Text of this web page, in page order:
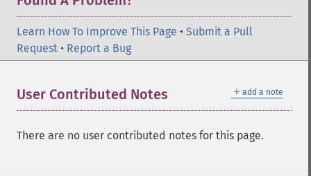
Learn How To Improve This Page • Submit a Pull
Request • Report a Bug
＋ add a note
User Contributed Notes
There are no user contributed notes for this page.